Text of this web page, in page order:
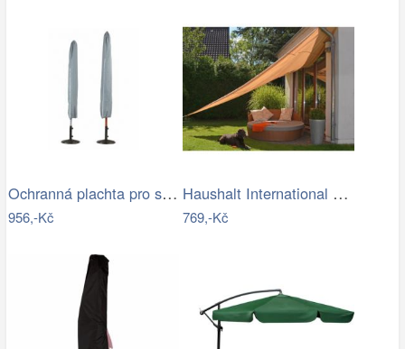
Ochranná plachta pro slunečníky - GD
956,-Kč
Haushalt International Stínící…
769,-Kč